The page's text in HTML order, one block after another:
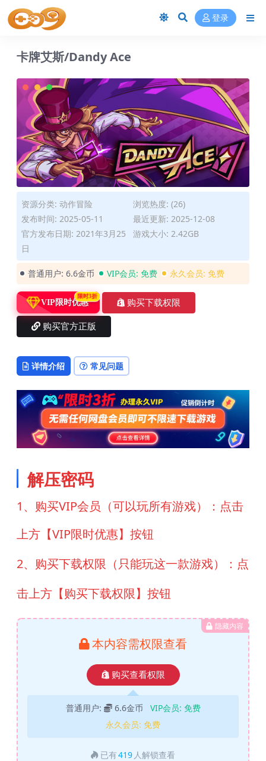
登录
卡牌艾斯/Dandy Ace
资源分类: 动作冒险
浏览热度: (26)
发布时间: 2025-05-11
最近更新: 2025-12-08
官方发布日期: 2021年3月25
日
游戏大小: 2.42GB
普通用户: 6.6金币 VIP会员: 免费 永久会员: 免费
VIP限时优惠
限时3折
购买下载权限
购买官方正版
详情介绍 常见问题
解压密码
1、购买VIP会员（可以玩所有游戏）：点击
上方【VIP限时优惠】按钮
2、购买下载权限（只能玩这一款游戏）：点
击上方【购买下载权限】按钮
隐藏内容
本内容需权限查看
购买查看权限
普通用户: 6.6金币 VIP会员: 免费
永久会员: 免费
已有419 人解锁查看